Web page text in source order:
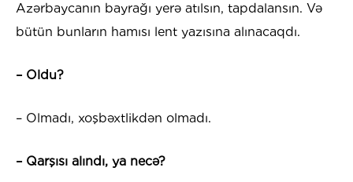
Azərbaycanın bayrağı yerə atılsın, tapdalansın. Və
bütün bunların hamısı lent yazısına alınacaqdı.
– Oldu?
– Olmadı, xoşbəxtlikdən olmadı.
– Qarşısı alındı, ya necə?